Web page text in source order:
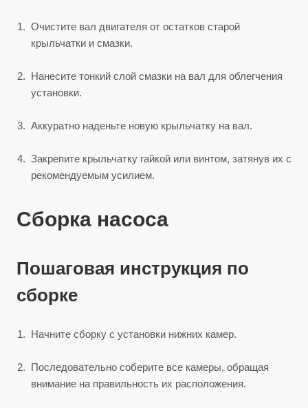
Очистите вал двигателя от остатков старой
крыльчатки и смазки.
Нанесите тонкий слой смазки на вал для облегчения
установки.
Аккуратно наденьте новую крыльчатку на вал.
Закрепите крыльчатку гайкой или винтом, затянув их с
рекомендуемым усилием.
Сборка насоса
Пошаговая инструкция по
сборке
Начните сборку с установки нижних камер.
Последовательно соберите все камеры, обращая
внимание на правильность их расположения.